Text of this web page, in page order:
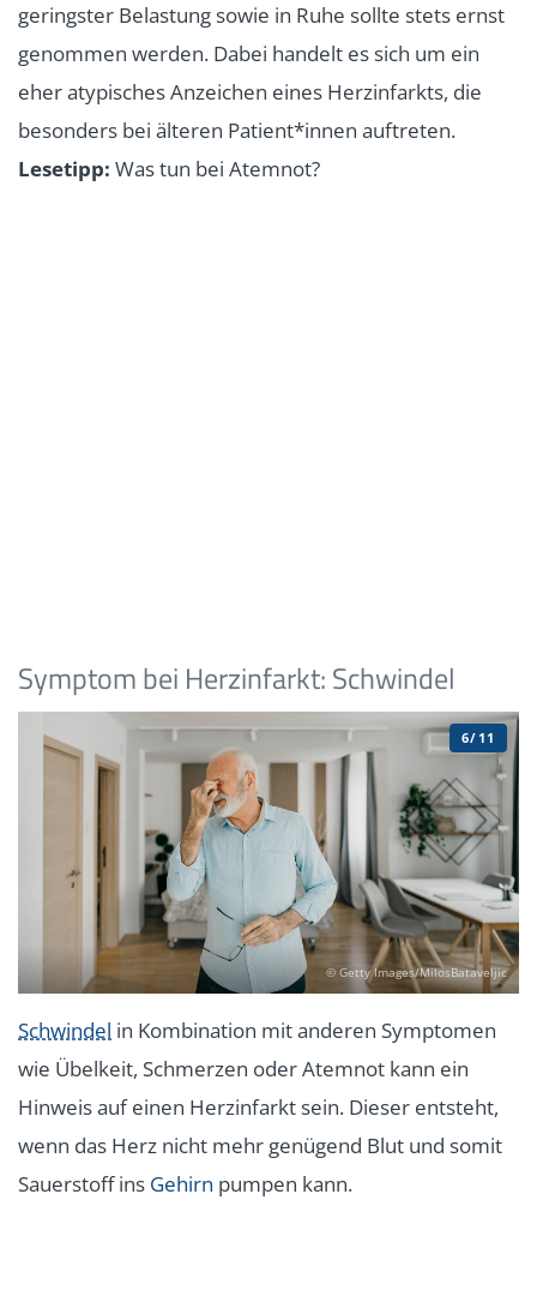
geringster Belastung sowie in Ruhe sollte stets ernst
genommen werden. Dabei handelt es sich um ein
eher atypisches Anzeichen eines Herzinfarkts, die
besonders bei älteren Patient*innen auftreten.
Lesetipp: Was tun bei Atemnot?
Symptom bei Herzinfarkt: Schwindel
© Getty Images/MilosBataveljic
6/11
Schwindel in Kombination mit anderen Symptomen
wie Übelkeit, Schmerzen oder Atemnot kann ein
Hinweis auf einen Herzinfarkt sein. Dieser entsteht,
wenn das Herz nicht mehr genügend Blut und somit
Sauerstoff ins Gehirn pumpen kann.